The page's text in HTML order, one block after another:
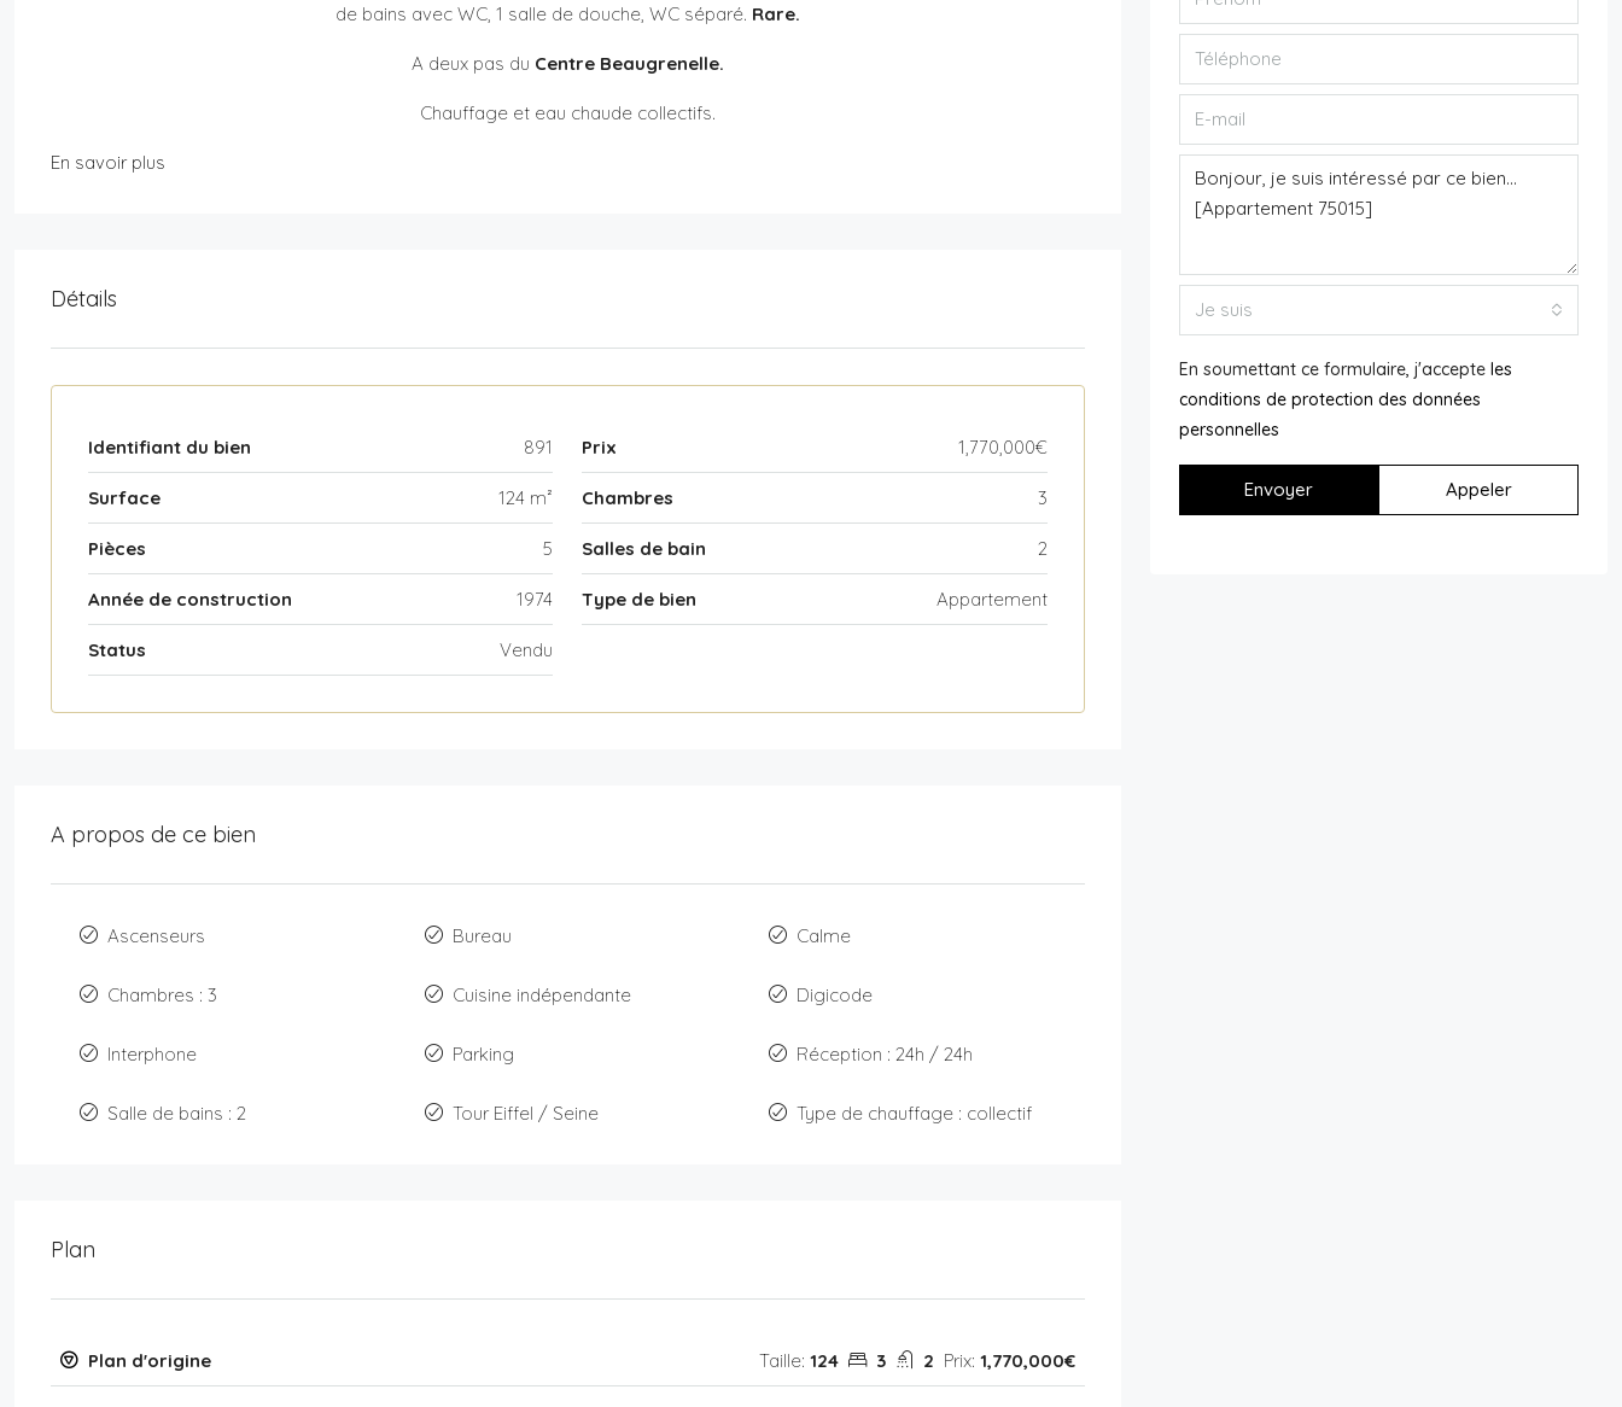
de bains avec WC, 1 salle de douche, WC séparé. Rare.
A deux pas du Centre Beaugrenelle.
Chauffage et eau chaude collectifs.
En savoir plus
Détails
Identifiant du bien 891 Prix 1,770,000€
Surface 124 m² Chambres 3
Pièces 5 Salles de bain 2
Année de construction 1974 Type de bien Appartement
Status Vendu
A propos de ce bien
Ascenseurs Bureau Calme
Chambres : 3 Cuisine indépendante Digicode
Interphone Parking Réception : 24h / 24h
Salle de bains : 2 Tour Eiffel / Seine Type de chauffage : collectif
Plan
Plan d'origine Taille: 124 3 2 Prix: 1,770,000€
Je suis
En soumettant ce formulaire, j'accepte les
conditions de protection des données
personnelles
Envoyer Appeler